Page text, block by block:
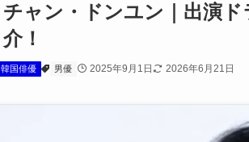
チャン・ドンユン｜出演
介！
韓国俳優 男優 2025年9月1日 2026年6月21日